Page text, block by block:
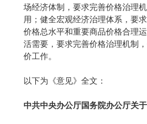
场经济体制，要求完善价格治理
用；健全宏观经济治理体系，要
价格总水平和重要商品价格合理
活需要，要求完善价格治理机制
价工作。
以下为《意见》全文：
中共中央办公厅国务院办公厅关